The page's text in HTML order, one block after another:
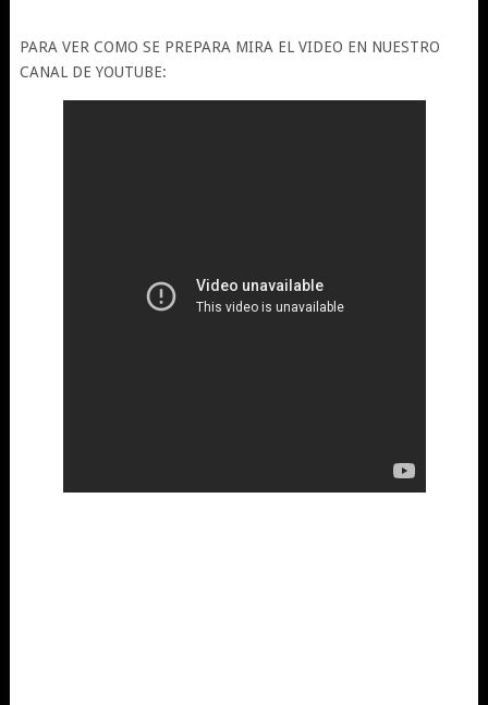
PARA VER COMO SE PREPARA MIRA EL VIDEO EN NUESTRO
CANAL DE YOUTUBE: